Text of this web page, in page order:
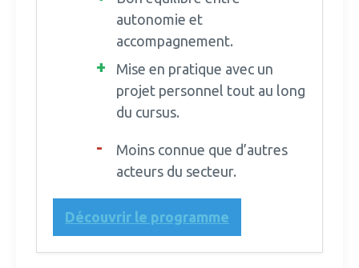
autonomie et
accompagnement.
Mise en pratique avec un
projet personnel tout au long
du cursus.
Moins connue que d’autres
acteurs du secteur.
Découvrir le programme